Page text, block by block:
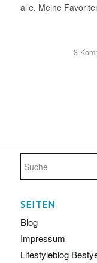
alle. Meine
3 /
SEITEN
Blog
Impressum
Lifestyleblog